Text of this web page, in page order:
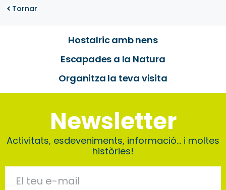
Tornar
Hostalric amb nens
Escapades a la Natura
Organitza la teva visita
Newsletter
Activitats, esdeveniments, informació… i moltes
històries!